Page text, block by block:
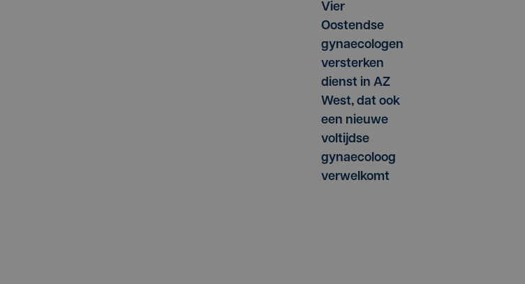
Vier
Oostendse
gynaecologen
versterken
dienst in AZ
West, dat ook
een nieuwe
voltijdse
gynaecoloog
verwelkomt